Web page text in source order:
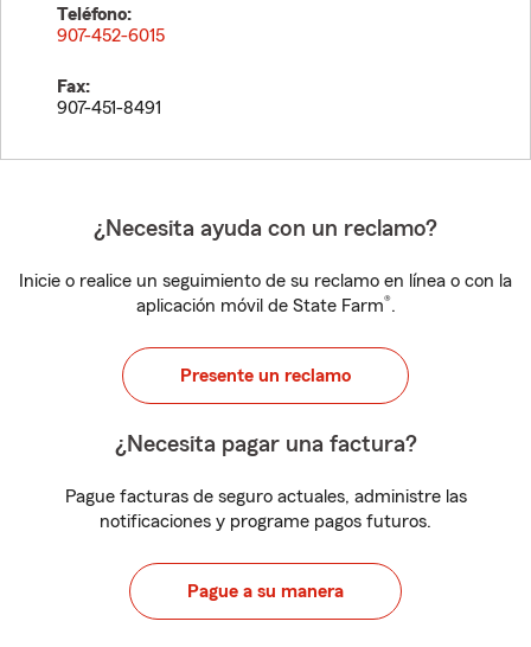
Teléfono:
907-452-6015
Fax:
907-451-8491
¿Necesita ayuda con un reclamo?
Inicie o realice un seguimiento de su reclamo en línea o con la
aplicación móvil de State Farm®.
Presente un reclamo
¿Necesita pagar una factura?
Pague facturas de seguro actuales, administre las
notificaciones y programe pagos futuros.
Pague a su manera